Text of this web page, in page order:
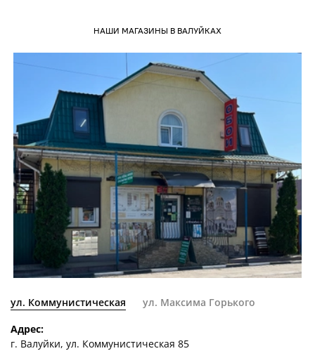
НАШИ МАГАЗИНЫ В ВАЛУЙКАХ
ул. Коммунистическая ул. Максима Горького
Адрес:
г. Валуйки, ул. Коммунистическая 85